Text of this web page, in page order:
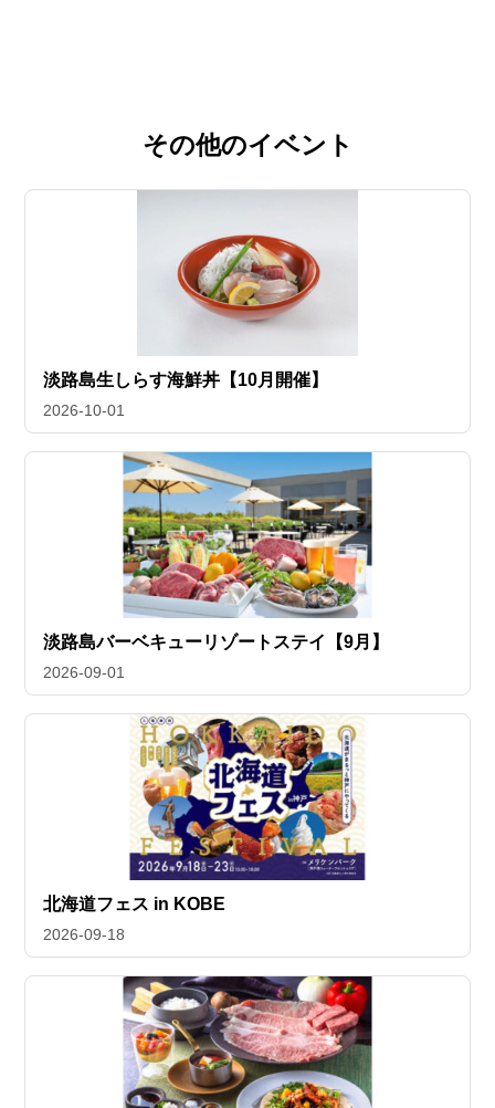
その他のイベント
淡路島生しらす海鮮丼【10月開催】
2026-10-01
淡路島バーベキューリゾートステイ【9月】
2026-09-01
北海道フェス in KOBE
2026-09-18